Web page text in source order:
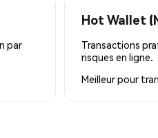
par
Hot Wallet
Transactions
risques en ligne.
Meilleur pour